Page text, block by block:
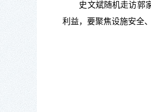
史文斌随机走访郭家
利益，要聚焦设施安全